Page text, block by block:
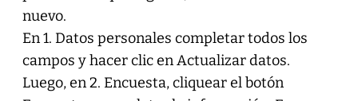
nuevo.
En 1. Datos personales completar todos los
campos y hacer clic en Actualizar datos.
Luego, en 2. Encuesta, cliquear el botón